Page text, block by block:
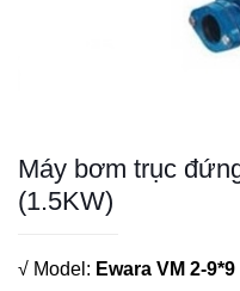
Máy bơm trục
(1.5KW)
√ Model: Ewara VM 2-9*9